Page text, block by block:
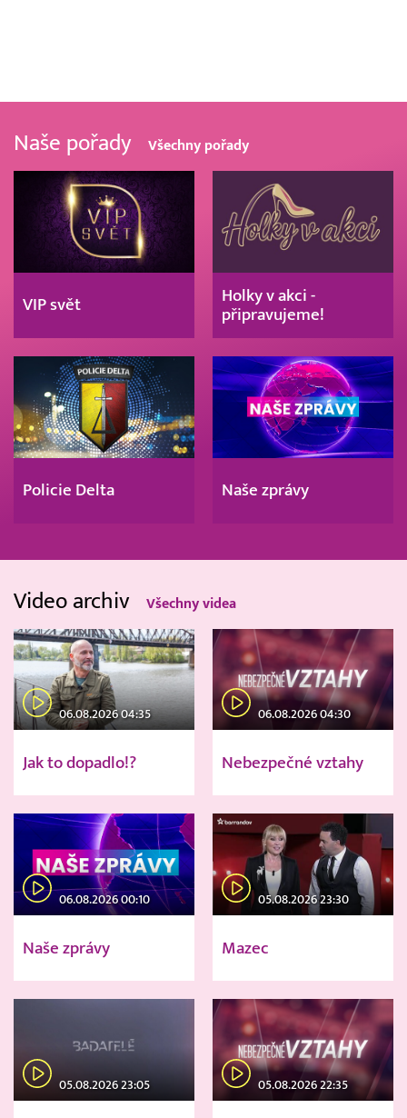
Naše pořady Všechny pořady
VIP svět
Holky v akci -
připravujeme!
Policie Delta Naše zprávy
Video archiv Všechny videa
06.08.2026 04:35
Jak to dopadlo!?
06.08.2026 04:30
Nebezpečné vztahy
06.08.2026 00:10
Naše zprávy
05.08.2026 23:30
Mazec
05.08.2026 23:05 05.08.2026 22:35